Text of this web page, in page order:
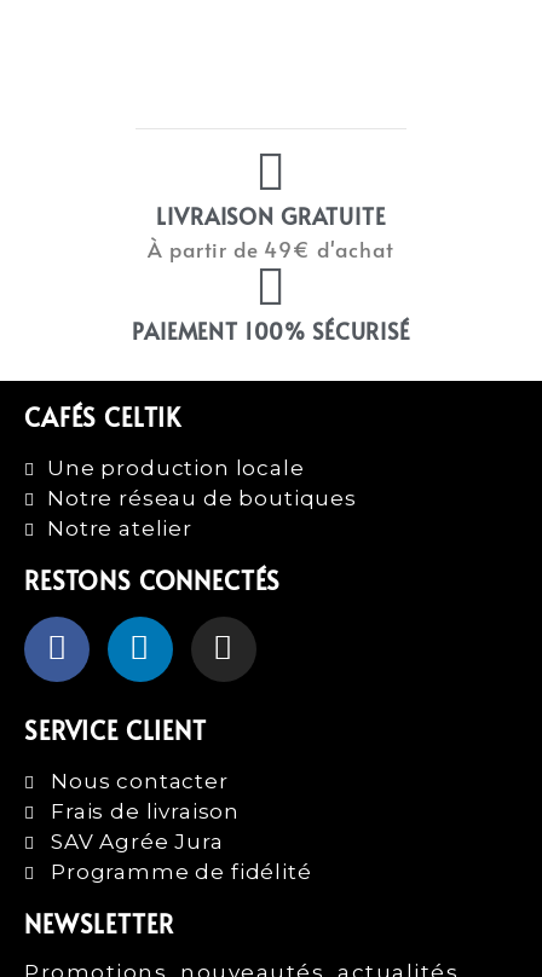
LIVRAISON GRATUITE
À partir de 49€ d'achat
PAIEMENT 100% SÉCURISÉ
CAFÉS CELTIK
Une production locale
Notre réseau de boutiques
Notre atelier
RESTONS CONNECTÉS
SERVICE CLIENT
Nous contacter
Frais de livraison
SAV Agrée Jura
Programme de fidélité
NEWSLETTER
Promotions, nouveautés, actualités,